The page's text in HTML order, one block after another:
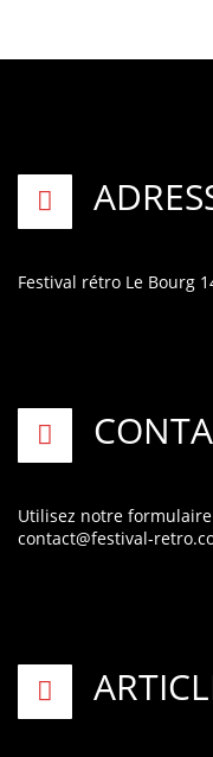
Festival rétro Le Bourg
Utilisez notre
contact@festival-